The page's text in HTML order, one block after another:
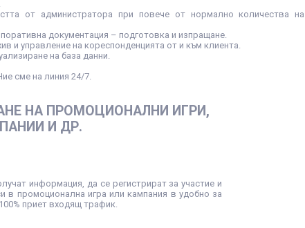
от администратора при повече от нормално количества на
документация – подготовка и изпращане.
и управление на кореспонденцията от и към клиента.
на база данни.
сме на линия 24/7.
НА ПРОМОЦИОНАЛНИ ИГРИ,
И ДР.
информация, да се регистрират за участие и
в промоционална игра или кампания в удобно за
приет входящ трафик.